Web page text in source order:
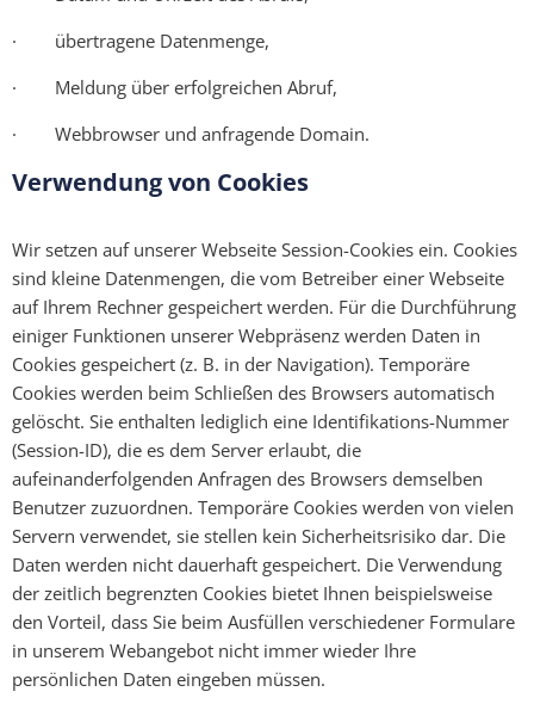
· übertragene Datenmenge,
· Meldung über erfolgreichen Abruf,
· Webbrowser und anfragende Domain.
Verwendung von Cookies
Wir setzen auf unserer Webseite Session-Cookies ein. Cookies
sind kleine Datenmengen, die vom Betreiber einer Webseite
auf Ihrem Rechner gespeichert werden. Für die Durchführung
einiger Funktionen unserer Webpräsenz werden Daten in
Cookies gespeichert (z. B. in der Navigation). Temporäre
Cookies werden beim Schließen des Browsers automatisch
gelöscht. Sie enthalten lediglich eine Identifikations-Nummer
(Session-ID), die es dem Server erlaubt, die
aufeinanderfolgenden Anfragen des Browsers demselben
Benutzer zuzuordnen. Temporäre Cookies werden von vielen
Servern verwendet, sie stellen kein Sicherheitsrisiko dar. Die
Daten werden nicht dauerhaft gespeichert. Die Verwendung
der zeitlich begrenzten Cookies bietet Ihnen beispielsweise
den Vorteil, dass Sie beim Ausfüllen verschiedener Formulare
in unserem Webangebot nicht immer wieder Ihre
persönlichen Daten eingeben müssen.